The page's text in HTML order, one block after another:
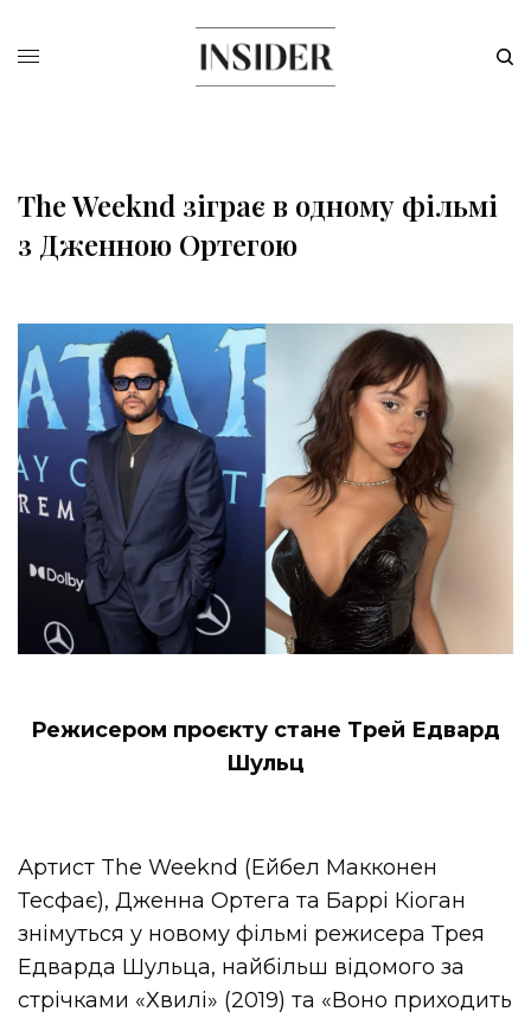
The Weeknd зіграє в одному фільмі
з Дженною Ортегою
Режисером проєкту стане Трей Едвард
Шульц
Артист The Weeknd (Ейбел Макконен
Тесфає), Дженна Ортега та Баррі Кіоган
знімуться у новому фільмі режисера Трея
Едварда Шульца, найбільш відомого за
стрічками «Хвилі» (2019) та «Воно приходить